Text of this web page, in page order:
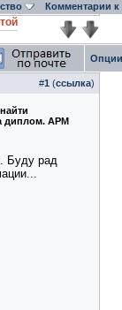
Комментарии
#1 (ссылка)
диплом. АРМ
Буду рад